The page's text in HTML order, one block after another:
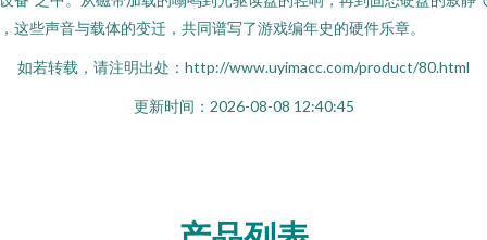
这些声音与载体的变迁，共同谱写了游戏编年史的硬件乐章。
如若转载，请注明出处：http://www.uyimacc.com/product/80.html
更新时间：2026-08-08 12:40:45